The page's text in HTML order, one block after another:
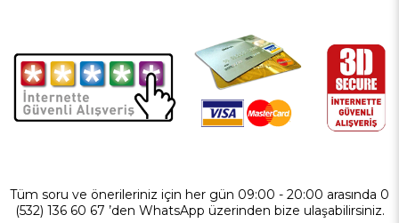
Tüm soru ve önerileriniz için her gün 09:00 - 20:00 arasında 0
(532) 136 60 67 ’den WhatsApp üzerinden bize ulaşabilirsiniz.